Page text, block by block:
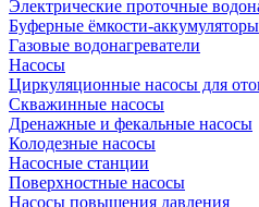
Электрические проточные
Буферные ёмкости-аккумуляторы
Газовые водонагреватели
Насосы
Циркуляционные насосы для
Скважинные насосы
Дренажные и фекальные насосы
Колодезные насосы
Насосные станции
Поверхностные насосы
Насосы повышения давления